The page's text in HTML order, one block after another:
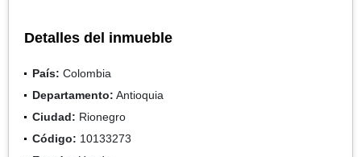
Detalles del inmueble
País: Colombia
Departamento: Antioquia
Ciudad: Rionegro
Código: 10133273